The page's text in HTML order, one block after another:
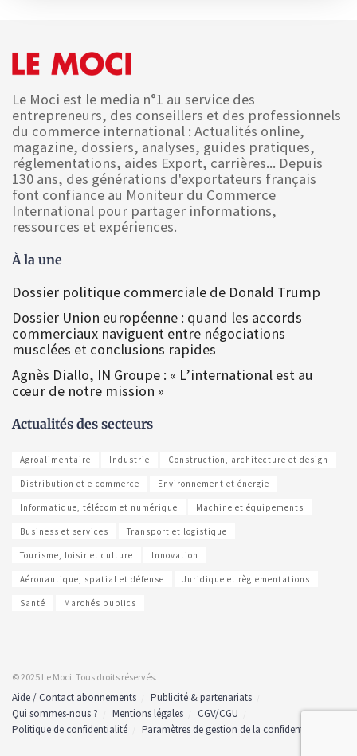
Le Moci est le media n°1 au service des
entrepreneurs, des conseillers et des professionnels
du commerce international : Actualités online,
magazine, dossiers, analyses, guides pratiques,
réglementations, aides Export, carrières... Depuis
130 ans, des générations d'exportateurs français
font confiance au Moniteur du Commerce
International pour partager informations,
ressources et expériences.
À la une
Dossier politique commerciale de Donald Trump
Dossier Union européenne : quand les accords
commerciaux naviguent entre négociations
musclées et conclusions rapides
Agnès Diallo, IN Groupe : « L’international est au
cœur de notre mission »
Actualités des secteurs
Agroalimentaire Industrie Construction, architecture et design
Distribution et e-commerce Environnement et énergie
Informatique, télécom et numérique Machine et équipements
Business et services Transport et logistique
Tourisme, loisir et culture Innovation
Aéronautique, spatial et défense Juridique et règlementations
Santé Marchés publics
© 2025 Le Moci. Tous droits réservés.
Aide / Contact abonnements
Publicité & partenariats
Qui sommes-nous ?
Mentions légales
CGV/CGU
Politique de confidentialité
Paramètres de gestion de la confidentialité